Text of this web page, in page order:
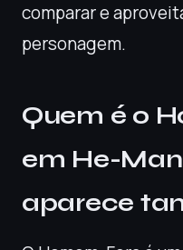
comparar e
personagem.
Quem é o
em He-
aparece